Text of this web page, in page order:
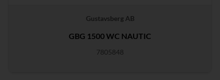
Gustavsberg AB
GBG 1500 WC NAUTIC
7805848